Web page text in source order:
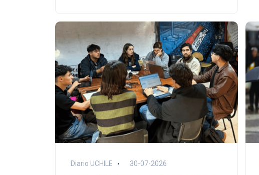
Diario UCHILE 30-07-2026